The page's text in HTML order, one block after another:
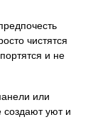
чистятся
и не
или
создают уют и